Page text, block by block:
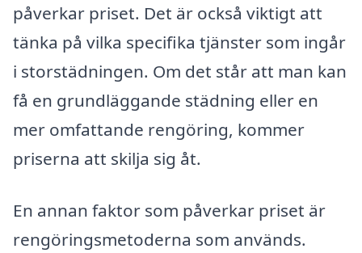
påverkar priset. Det är också viktigt att
tänka på vilka specifika tjänster som ingår
i storstädningen. Om det står att man kan
få en grundläggande städning eller en
mer omfattande rengöring, kommer
priserna att skilja sig åt.
En annan faktor som påverkar priset är
rengöringsmetoderna som används.